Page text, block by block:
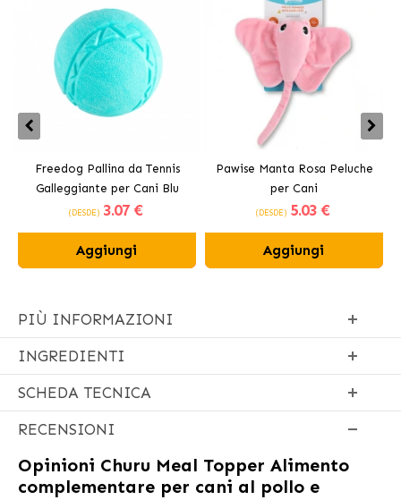
Freedog Pallina da Tennis
Galleggiante per Cani Blu
(DESDE) 3.07 €
Aggiungi
Pawise Manta Rosa Peluche
per Cani
(DESDE) 5.03 €
Aggiungi
PIÙ INFORMAZIONI
INGREDIENTI
SCHEDA TECNICA
RECENSIONI
Opinioni Churu Meal Topper Alimento
complementare per cani al pollo e